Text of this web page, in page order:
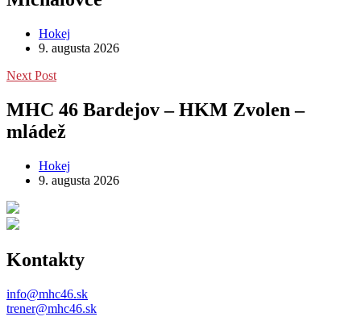
Hokej
9. augusta 2026
Next Post
MHC 46 Bardejov – HKM Zvolen –
mládež
Hokej
9. augusta 2026
Kontakty
info@mhc46.sk
trener@mhc46.sk